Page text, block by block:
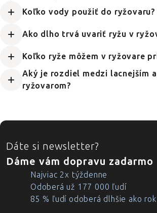
Koľko vody použiť do ryžovaru?
Ako dlho trvá uvariť ryžu v
Koľko ryže môžem v ryžovare
Aký je rozdiel medzi lacnejším
ryžovarom?
ZÁPÄTIE
Dáte si newsletter?
Dáme vám dopravu zadarmo
Najviac 2x týždenne
Odoberá už 177 000 ľudí
85 % ľudí odoberá dlhšie ako rok